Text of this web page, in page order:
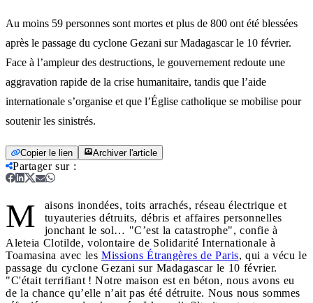
Au moins 59 personnes sont mortes et plus de 800 ont été blessées
après le passage du cyclone Gezani sur Madagascar le 10 février.
Face à l’ampleur des destructions, le gouvernement redoute une
aggravation rapide de la crise humanitaire, tandis que l’aide
internationale s’organise et que l’Église catholique se mobilise pour
soutenir les sinistrés.
Copier le lien Archiver l'article
Partager sur:
M
aisons inondées, toits arrachés, réseau électrique et
tuyauteries détruits, débris et affaires personnelles
jonchant le sol… "C’est la catastrophe", confie à
Aleteia Clotilde, volontaire de Solidarité Internationale à
Toamasina avec les Missions Étrangères de Paris, qui a vécu le
passage du cyclone Gezani sur Madagascar le 10 février.
"C'était terrifiant ! Notre maison est en béton, nous avons eu
de la chance qu’elle n’ait pas été détruite. Nous nous sommes